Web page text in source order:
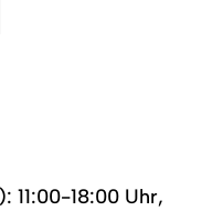
11:00-18:00 Uhr,